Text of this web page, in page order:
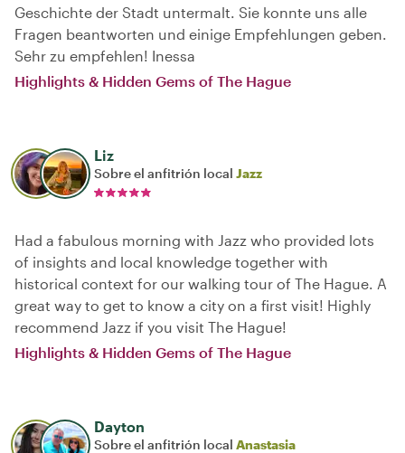
Geschichte der Stadt untermalt. Sie konnte uns alle
Fragen beantworten und einige Empfehlungen geben.
Sehr zu empfehlen! Inessa
Highlights & Hidden Gems of The Hague
Liz
Sobre el anfitrión local Jazz
Had a fabulous morning with Jazz who provided lots
of insights and local knowledge together with
historical context for our walking tour of The Hague. A
great way to get to know a city on a first visit! Highly
recommend Jazz if you visit The Hague!
Highlights & Hidden Gems of The Hague
Dayton
Sobre el anfitrión local Anastasia